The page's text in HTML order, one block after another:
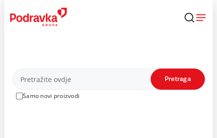
content
Proizvodi
Samo novi proizvodi
Pretraga